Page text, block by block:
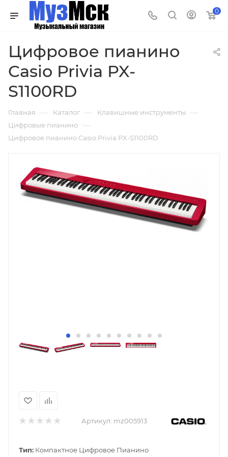
0
Цифровое пианино
Casio Privia PX-
S1100RD
Главная — Каталог — Клавишные инструменты —
Цифровые пианино —
Цифровое пианино Casio Privia PX-S1100RD
Артикул: mz005913
Тип: Компактное Цифровое Пианино